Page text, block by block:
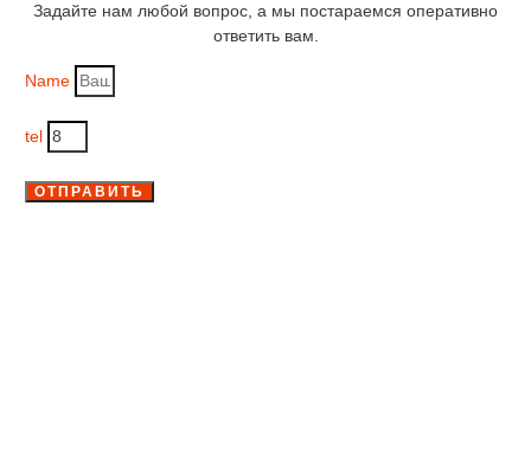
Задайте нам любой вопрос, а мы постараемся оперативно
ответить вам.
Name
tel
ОТПРАВИТЬ